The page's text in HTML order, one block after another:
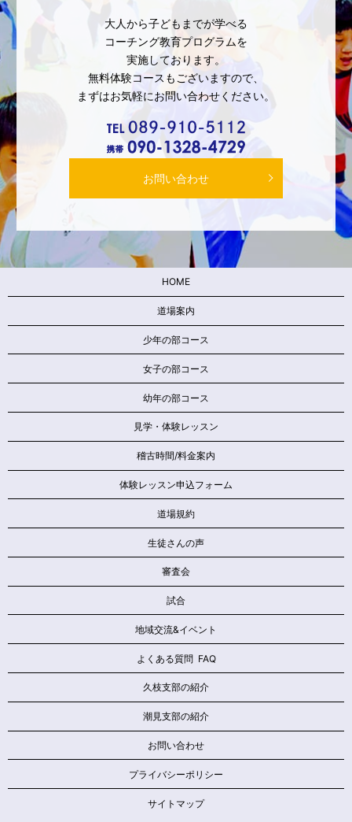
大人から子どもまでが学べる
コーチング教育プログラムを
実施しております。
無料体験コースもございますので、
まずはお気軽にお問い合わせください。
お問い合わせ
HOME
道場案内
少年の部コース
女子の部コース
幼年の部コース
見学・体験レッスン
稽古時間/料金案内
体験レッスン申込フォーム
道場規約
生徒さんの声
審査会
試合
地域交流&イベント
よくある質問 FAQ
久枝支部の紹介
潮見支部の紹介
お問い合わせ
プライバシーポリシー
サイトマップ